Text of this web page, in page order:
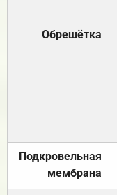
Обрешётка
Подкровельная
мембрана